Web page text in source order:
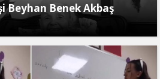
Beyhan Benek Akbaş